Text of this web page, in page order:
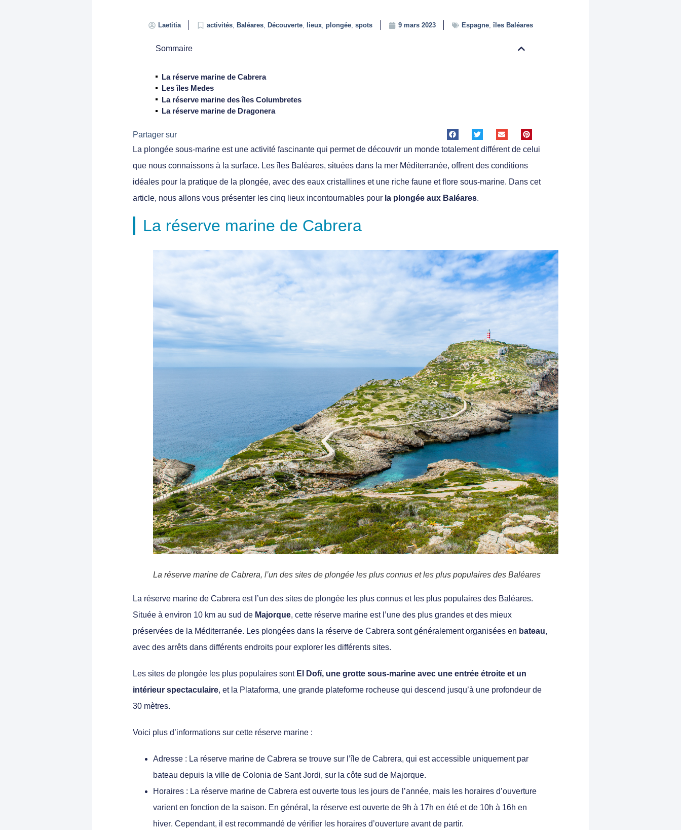
Laetitia activités, Baléares, Découverte, lieux, plongée, spots 9 mars 2023 Espagne,îles Baléares
Sommaire
La réserve marine de Cabrera
Les îles Medes
La réserve marine des îles Columbretes
La réserve marine de Dragonera
Partager sur
La plongée sous-marine est une activité fascinante qui permet de découvrir un monde totalement différent de celui
que nous connaissons à la surface. Les îles Baléares, situées dans la mer Méditerranée, offrent des conditions
idéales pour la pratique de la plongée, avec des eaux cristallines et une riche faune et flore sous-marine. Dans cet
article, nous allons vous présenter les cinq lieux incontournables pour la plongée aux Baléares.
La réserve marine de Cabrera
La réserve marine de Cabrera, l’un des sites de plongée les plus connus et les plus populaires des Baléares
La réserve marine de Cabrera est l’un des sites de plongée les plus connus et les plus populaires des Baléares.
Située à environ 10 km au sud de Majorque, cette réserve marine est l’une des plus grandes et des mieux
préservées de la Méditerranée. Les plongées dans la réserve de Cabrera sont généralement organisées en bateau,
avec des arrêts dans différents endroits pour explorer les différents sites.
Les sites de plongée les plus populaires sont El Dofí, une grotte sous-marine avec une entrée étroite et un
intérieur spectaculaire, et la Plataforma, une grande plateforme rocheuse qui descend jusqu’à une profondeur de
30 mètres.
Voici plus d’informations sur cette réserve marine :
Adresse : La réserve marine de Cabrera se trouve sur l’île de Cabrera, qui est accessible uniquement par
bateau depuis la ville de Colonia de Sant Jordi, sur la côte sud de Majorque.
Horaires : La réserve marine de Cabrera est ouverte tous les jours de l’année, mais les horaires d’ouverture
varient en fonction de la saison. En général, la réserve est ouverte de 9h à 17h en été et de 10h à 16h en
hiver. Cependant, il est recommandé de vérifier les horaires d’ouverture avant de partir.